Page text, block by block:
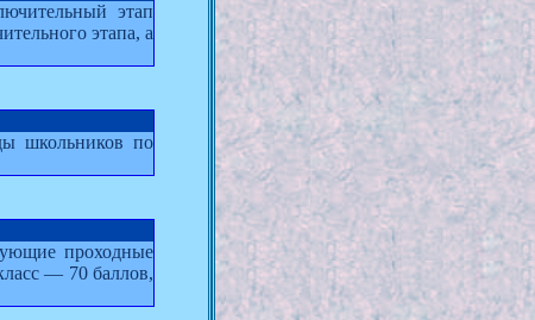
этап
этапа, а
школьников по
проходные
— 70 баллов,